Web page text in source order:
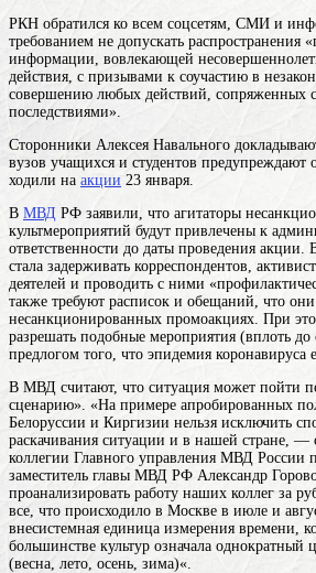
РКН обратился ко всем соцсетям, СМИ и
требованием не допускать распространения
информации, вовлекающей
действия, с призывами к соучастию в
совершению любых действий, сопряженных
последствиями».
Сторонники Алексея Навального
вузов учащихся и студентов предупреждают
ходили на акции 23 января.
В МВД РФ заявили, что агитаторы
культмероприятий будут привлечены к
ответственности до даты проведения акции.
стала задерживать корреспондентов,
деятелей и проводить с ними
также требуют расписок и обещаний, что они
несанкционированных промоакциях. При
разрешать подобные мероприятия (вплоть
предлогом того, что эпидемия коронавируса
В МВД считают, что ситуация может пойти
сценарию». «На примере апробированных
Белоруссии и Киргизии нельзя исключить
раскачивания ситуации и в нашей стране, —
коллегии Главного управления МВД России
заместитель главы МВД РФ Александр
проанализировать работу наших коллег за
все, что происходило в Москве в июле и
внесистемная единица измерения времени,
большинстве культур означала однократный
(весна, лето, осень, зима)«.